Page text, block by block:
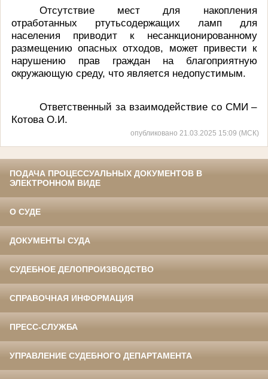
Отсутствие мест для накопления
отработанных ртутьсодержащих ламп для
населения приводит к несанкционированному
размещению опасных отходов, может привести к
нарушению прав граждан на благоприятную
окружающую среду, что является недопустимым.
Ответственный за взаимодействие со СМИ –
Котова О.И.
опубликовано 21.03.2025 15:09 (МСК)
ПОДАЧА ПРОЦЕССУАЛЬНЫХ ДОКУМЕНТОВ В
ЭЛЕКТРОННОМ ВИДЕ
О СУДЕ
ДОКУМЕНТЫ СУДА
СУДЕБНОЕ ДЕЛОПРОИЗВОДСТВО
СПРАВОЧНАЯ ИНФОРМАЦИЯ
ПРЕСС-СЛУЖБА
УПРАВЛЕНИЕ СУДЕБНОГО ДЕПАРТАМЕНТА